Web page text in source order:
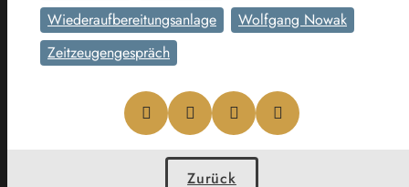
Wiederaufbereitungsanlage
Wolfgang Nowak
Zeitzeugengespräch
Zurück